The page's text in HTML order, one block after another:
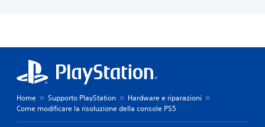
Home Supporto PlayStation
Hardware e riparazioni
Come modificare la risoluzione della console PS5